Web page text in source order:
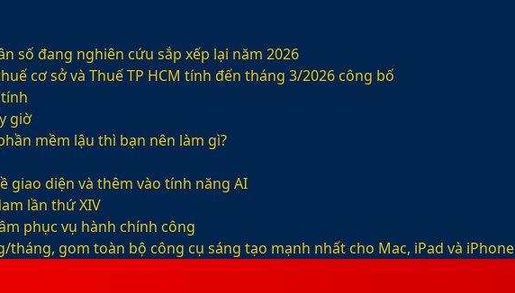
số đang nghiên cứu sắp xếp lại năm 2026
cơ sở và Thuế TP HCM tính đến tháng 3/2026 công bố
giờ
mềm lậu thì bạn nên làm gì?
giao diện và thêm vào tính năng AI
lần thứ XIV
phục vụ hành chính công
gom toàn bộ công cụ sáng tạo mạnh nhất cho Mac, iPad và iPhone